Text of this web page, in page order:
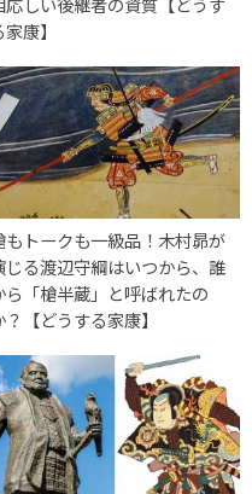
家康】
もトークも一級品！木村昴が
じる渡辺守綱はいつから、誰
ら「槍半蔵」と呼ばれたの
？【どうする家康】